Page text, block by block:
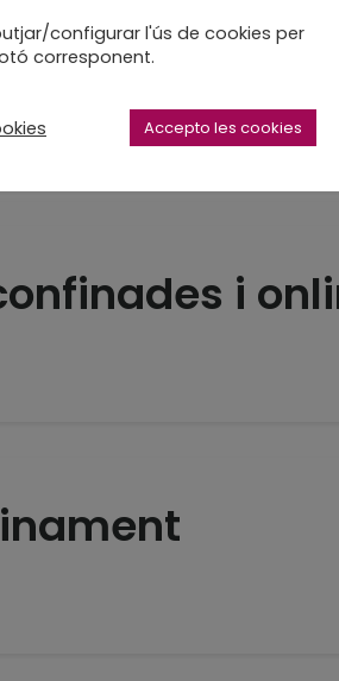
i
configurar l'ús de cookies per
corresponent.
Accepto les cookies